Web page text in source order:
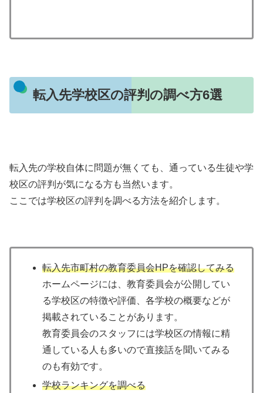
転入先学校区の評判の調べ方6選
転入先の学校自体に問題が無くても、通っている生徒や学
校区の評判が気になる方も当然います。
ここでは学校区の評判を調べる方法を紹介します。
転入先市町村の教育委員会HPを確認してみる
ホームページには、教育委員会が公開してい
る学校区の特徴や評価、各学校の概要などが
掲載されていることがあります。
教育委員会のスタッフには学校区の情報に精
通している人も多いので直接話を聞いてみる
のも有効です。
学校ランキングを調べる